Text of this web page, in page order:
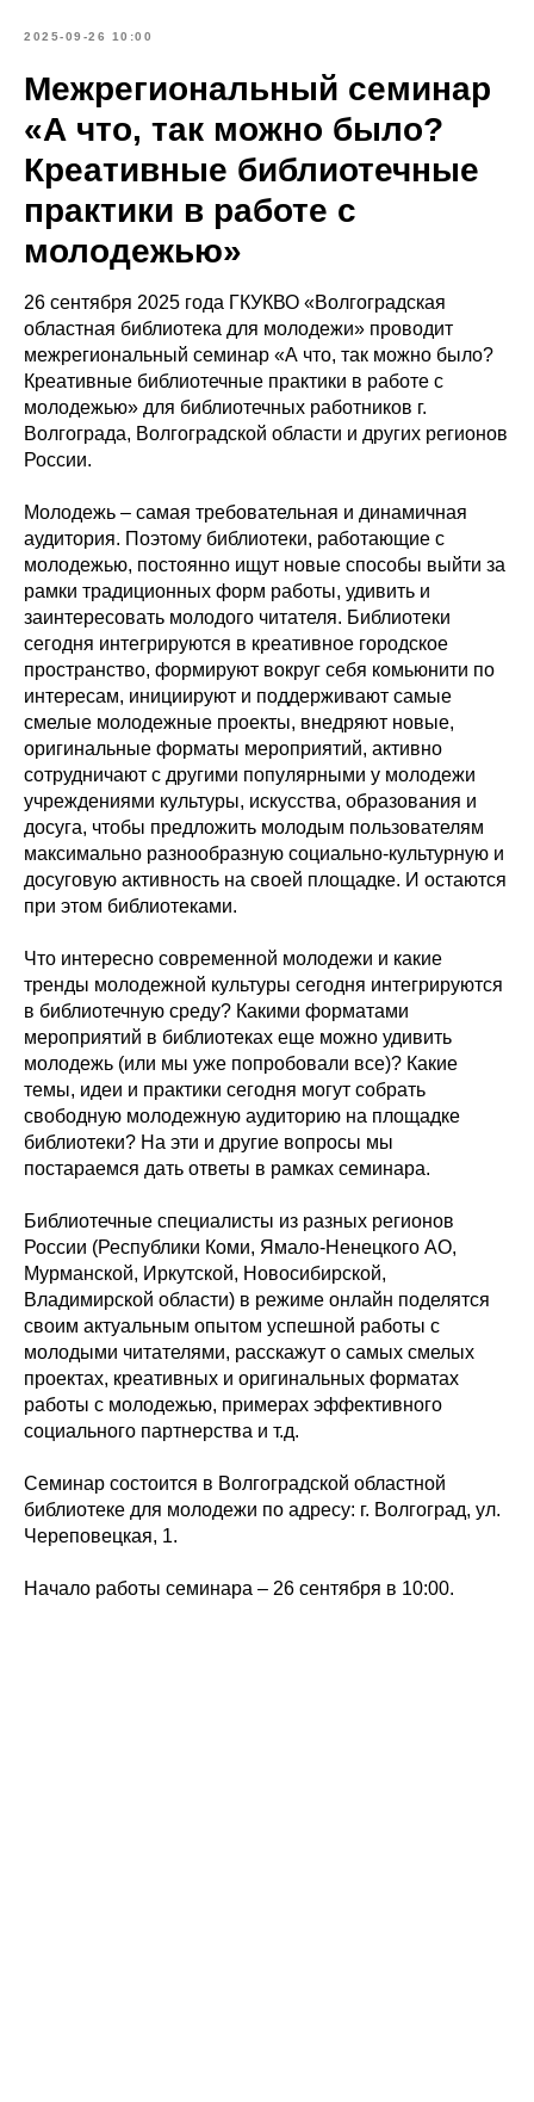
2025-09-26 10:00
Межрегиональный семинар
«А что, так можно было?
Креативные библиотечные
практики в работе с
молодежью»
26 сентября 2025 года ГКУКВО «Волгоградская
областная библиотека для молодежи» проводит
межрегиональный семинар «А что, так можно было?
Креативные библиотечные практики в работе с
молодежью» для библиотечных работников г.
Волгограда, Волгоградской области и других регионов
России.
Молодежь – самая требовательная и динамичная
аудитория. Поэтому библиотеки, работающие с
молодежью, постоянно ищут новые способы выйти за
рамки традиционных форм работы, удивить и
заинтересовать молодого читателя. Библиотеки
сегодня интегрируются в креативное городское
пространство, формируют вокруг себя комьюнити по
интересам, инициируют и поддерживают самые
смелые молодежные проекты, внедряют новые,
оригинальные форматы мероприятий, активно
сотрудничают с другими популярными у молодежи
учреждениями культуры, искусства, образования и
досуга, чтобы предложить молодым пользователям
максимально разнообразную социально-культурную и
досуговую активность на своей площадке. И остаются
при этом библиотеками.
Что интересно современной молодежи и какие
тренды молодежной культуры сегодня интегрируются
в библиотечную среду? Какими форматами
мероприятий в библиотеках еще можно удивить
молодежь (или мы уже попробовали все)? Какие
темы, идеи и практики сегодня могут собрать
свободную молодежную аудиторию на площадке
библиотеки? На эти и другие вопросы мы
постараемся дать ответы в рамках семинара.
Библиотечные специалисты из разных регионов
России (Республики Коми, Ямало-Ненецкого АО,
Мурманской, Иркутской, Новосибирской,
Владимирской области) в режиме онлайн поделятся
своим актуальным опытом успешной работы с
молодыми читателями, расскажут о самых смелых
проектах, креативных и оригинальных форматах
работы с молодежью, примерах эффективного
социального партнерства и т.д.
Семинар состоится в Волгоградской областной
библиотеке для молодежи по адресу: г. Волгоград, ул.
Череповецкая, 1.
Начало работы семинара – 26 сентября в 10:00.